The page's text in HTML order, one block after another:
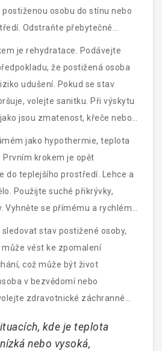
osobu do stínu nebo
Odstraňte přebytečné
ochlazovat tělo.
nebo studené obklady na oblasti
Je také užitečné zvlhčovat
a ventilátorem podporovat
je rehydratace. Podávejte
že postižená osoba
udušení. Pokud se stav
volejte sanitku. Při výskytu
jsou zmatenost, křeče nebo
lékařský zásah.
jako hypothermie, teplota
Prvním krokem je opět
do teplejšího prostředí. Lehce a
Použijte suché přikrývky,
Vyhněte se přímému a rychlému
sprchami, které mohou
teplé, sladké nápoje, pokud to
stav postižené osoby,
vést ke zpomalení
což může být život
v bezvědomí nebo
zdravotnické záchranné
ohříváním, dokud
kde je teplota
nebo vysoká,